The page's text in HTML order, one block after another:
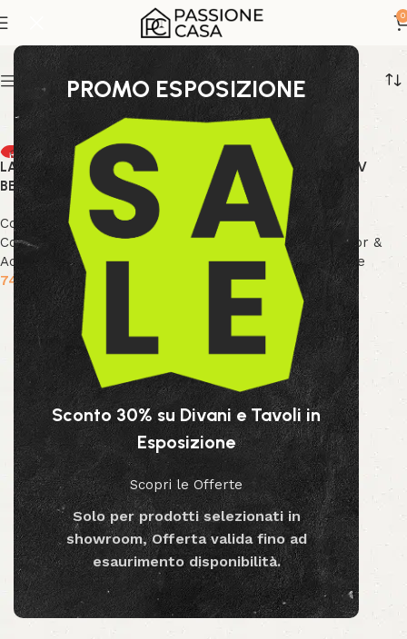
PROMO ESPOSIZIONE
Sconto 30% su Divani e Tavoli in
Esposizione
Scopri le Offerte
Solo per prodotti selezionati in
showroom, Offerta valida fino ad
esaurimento disponibilità.
0
metallo
Show sidebar
HOT
NEW
LAMPADA TAVOLO NEEV
BEIGE H46
Collezione Bizzotto,
Collezione Decor,Decor &
Accessori
,illuminazione
74.99 €
Aggiungi al carrello
HOT
NEW
LAMPADA TAVOLO NEEV
BEIGE H57
Collezione Bizzotto,
Collezione Decor ,
Decor &
Accessori
illuminazione
97.99€
Aggiungi al carrello